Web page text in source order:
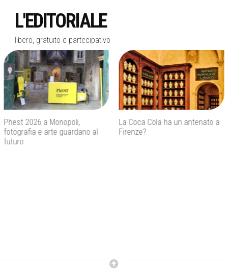
L'EDITORIALE
libero, gratuito e partecipativo
La Coca Cola ha un antenato a
Firenze?
Agenti IA e sicurezza, quando
l’autonomia diventa un rischio